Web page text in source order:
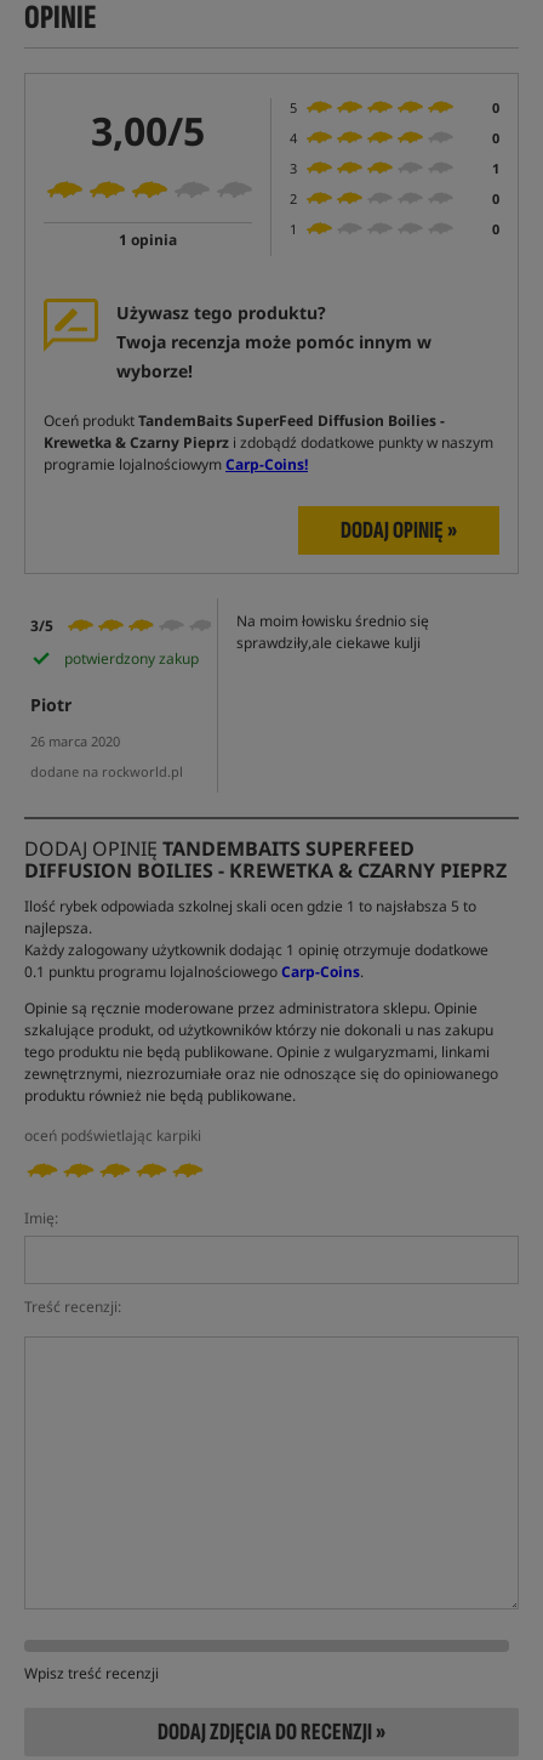
OPINIE
3,00/5
1 opinia
5
0
4
0
3
1
2
0
1
0
Używasz tego produktu?
Twoja recenzja może pomóc innym w
wyborze!
Oceń produktTandemBaits SuperFeed Diffusion Boilies -
Krewetka & Czarny Pieprz i zdobądź dodatkowe punkty w naszym
programie lojalnościowymCarp-Coins!
DODAJ OPINIĘ »
3/5
potwierdzony zakup
Piotr
26 marca 2020
dodane na rockworld.pl
Na moim łowisku średnio się
sprawdziły,ale ciekawe kulji
DODAJ OPINIĘ TANDEMBAITS SUPERFEED
DIFFUSION BOILIES - KREWETKA & CZARNY PIEPRZ
Ilość rybek odpowiada szkolnej skali ocen gdzie 1 to najsłabsza 5 to
najlepsza.
Każdy zalogowany użytkownik dodając 1 opinię otrzymuje dodatkowe
0.1 punktu programu lojalnościowegoCarp-Coins.
Opinie są ręcznie moderowane przez administratora sklepu. Opinie
szkalujące produkt, od użytkowników którzy nie dokonali u nas zakupu
tego produktu nie będą publikowane. Opinie z wulgaryzmami, linkami
zewnętrznymi, niezrozumiałe oraz nie odnoszące się do opiniowanego
produktu również nie będą publikowane.
oceń podświetlając karpiki
Imię:
Treść recenzji:
Wpisz treść recenzji
DODAJ ZDJĘCIA DO RECENZJI »